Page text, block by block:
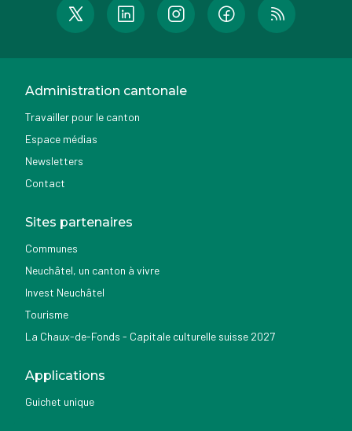
Administration cantonale
Travailler pour le canton
Espace médias
Newsletters
Contact
Sites partenaires
Communes
Neuchâtel, un canton à vivre
Invest Neuchâtel
Tourisme
La Chaux-de-Fonds - Capitale culturelle suisse 2027
Applications
Guichet unique